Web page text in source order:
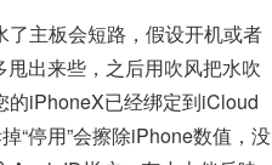
主板会短路，假设开机或者
出来些，之后用吹风把水吹
的iPhoneX已经绑定到iCloud
“停用”会擦除iPhone数值，没